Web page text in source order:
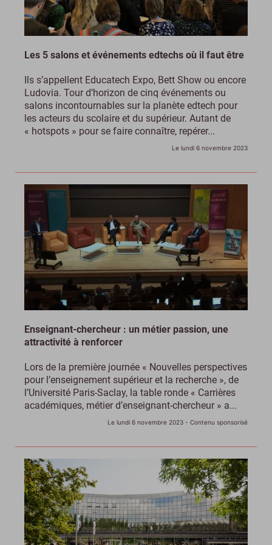
Les 5 salons et événements edtechs où il faut être
Ils s’appellent Educatech Expo, Bett Show ou encore
Ludovia. Tour d’horizon de cinq événements ou
salons incontournables sur la planète edtech pour
les acteurs du scolaire et du supérieur. Autant de
« hotspots » pour se faire connaître, repérer...
Le lundi 6 novembre 2023
Enseignant-chercheur : un métier passion, une
attractivité à renforcer
Lors de la première journée « Nouvelles perspectives
pour l’enseignement supérieur et la recherche », de
l’Université Paris-Saclay, la table ronde « Carrières
académiques, métier d’enseignant-chercheur » a...
Le lundi 6 novembre 2023 - Contenu sponsorisé